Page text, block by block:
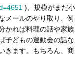
)、規模がまだ小
メールのやり取り、例
かれば料理の話や家族
子どもの運動会の話な
きます。もちろん、商